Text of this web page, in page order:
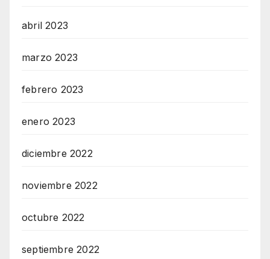
abril 2023
marzo 2023
febrero 2023
enero 2023
diciembre 2022
noviembre 2022
octubre 2022
septiembre 2022